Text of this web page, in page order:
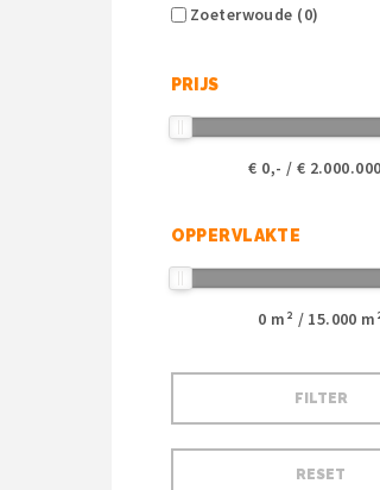
Zoeterwoude (0)
PRIJS
€ 0,- / € 2.000.000
OPPERVLAKTE
0 m² / 15.000